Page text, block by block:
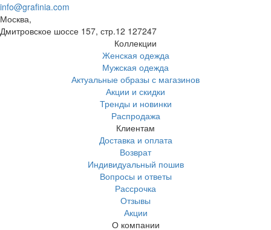
info@grafinia.com
Москва,
Дмитровское шоссе 157, стр.12 127247
Коллекции
Женская одежда
Мужская одежда
Актуальные образы с магазинов
Акции и скидки
Тренды и новинки
Распродажа
Клиентам
Доставка и оплата
Возврат
Индивидуальный пошив
Вопросы и ответы
Рассрочка
Отзывы
Акции
О компании